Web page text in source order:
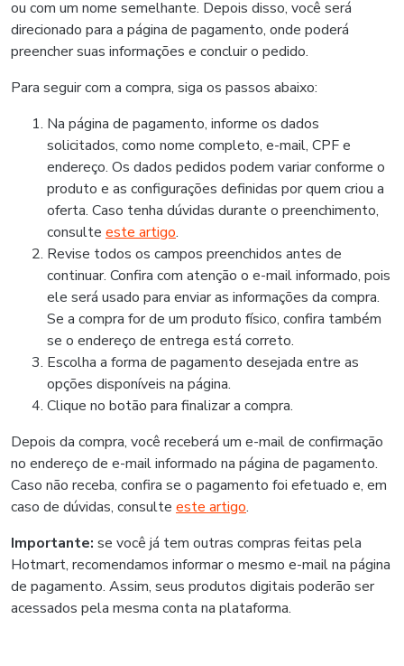
ou com um nome semelhante. Depois disso, você será
direcionado para a página de pagamento, onde poderá
preencher suas informações e concluir o pedido.
Para seguir com a compra, siga os passos abaixo:
Na página de pagamento, informe os dados
solicitados, como nome completo, e-mail, CPF e
endereço. Os dados pedidos podem variar conforme o
produto e as configurações definidas por quem criou a
oferta. Caso tenha dúvidas durante o preenchimento,
consulte este artigo.
Revise todos os campos preenchidos antes de
continuar. Confira com atenção o e-mail informado, pois
ele será usado para enviar as informações da compra.
Se a compra for de um produto físico, confira também
se o endereço de entrega está correto.
Escolha a forma de pagamento desejada entre as
opções disponíveis na página.
Clique no botão para finalizar a compra.
Depois da compra, você receberá um e-mail de confirmação
no endereço de e-mail informado na página de pagamento.
Caso não receba, confira se o pagamento foi efetuado e, em
caso de dúvidas, consulte este artigo.
Importante: se você já tem outras compras feitas pela
Hotmart, recomendamos informar o mesmo e-mail na página
de pagamento. Assim, seus produtos digitais poderão ser
acessados pela mesma conta na plataforma.